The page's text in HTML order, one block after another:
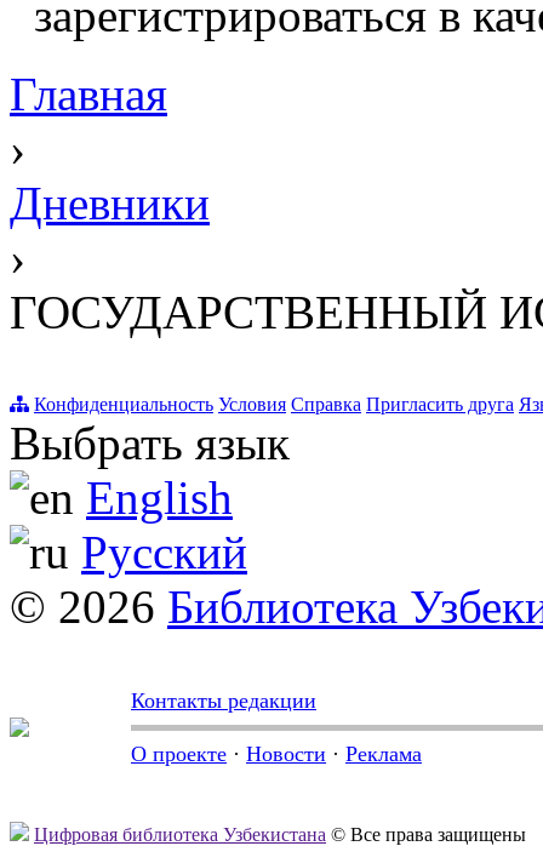
зарегистрироваться в
Главная
›
Дневники
›
ГОСУДАРСТВЕННЫЙ
Конфиденциальность Условия Справка Пригласить друга
Выбрать язык
English
Русский
© 2026 Библиотека
Контакты редакции
О проекте · Новости · Реклама
Цифровая библиотека Узбекистана © Все права защищены